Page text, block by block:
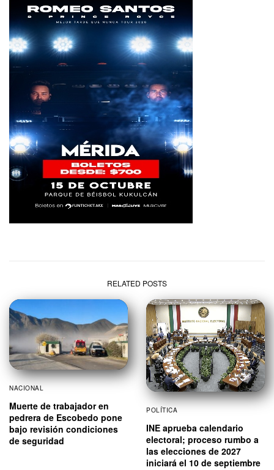
RELATED POSTS
NACIONAL
Muerte de trabajador en
pedrera de Escobedo pone
bajo revisión condiciones
de seguridad
POLÍTICA
INE aprueba calendario
electoral; proceso rumbo a
las elecciones de 2027
iniciará el 10 de septiembre